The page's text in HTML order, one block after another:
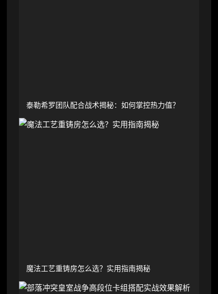
泰勒希罗团队配合战术揭秘：如何掌控热力值？
魔法工艺重铸房怎么选？实用指南揭秘